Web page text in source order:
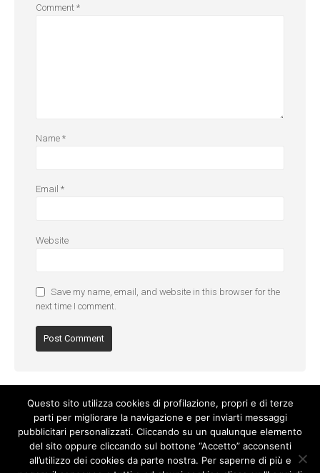
Comment *
Name *
Email *
Website
Save my name, email, and website in this browser for the
next time I comment.
Questo sito utilizza cookies di profilazione, propri e di terze
parti per migliorare la navigazione e per inviarti messaggi
pubblicitari personalizzati. Cliccando su un qualunque elemento
del sito oppure cliccando sul bottone “Accetto” acconsenti
all’utilizzo dei cookies da parte nostra. Per saperne di più e